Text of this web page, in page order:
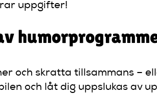
uppgifter!
och skratta tillsammans –
och låt dig uppslukas av